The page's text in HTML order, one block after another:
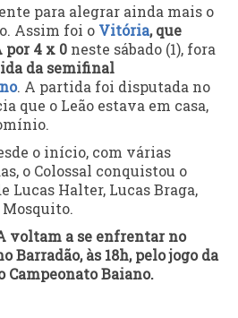
para alegrar ainda mais o
Assim foi o Vitória, que
por 4 x 0 neste sábado (1), fora
da semifinal
. A partida foi disputada no
que o Leão estava em casa,
o início, com várias
o Colossal conquistou o
Lucas Halter, Lucas Braga,
Mosquito.
voltam a se enfrentar no
Barradão, às 18h, pelo jogo da
Baiano.